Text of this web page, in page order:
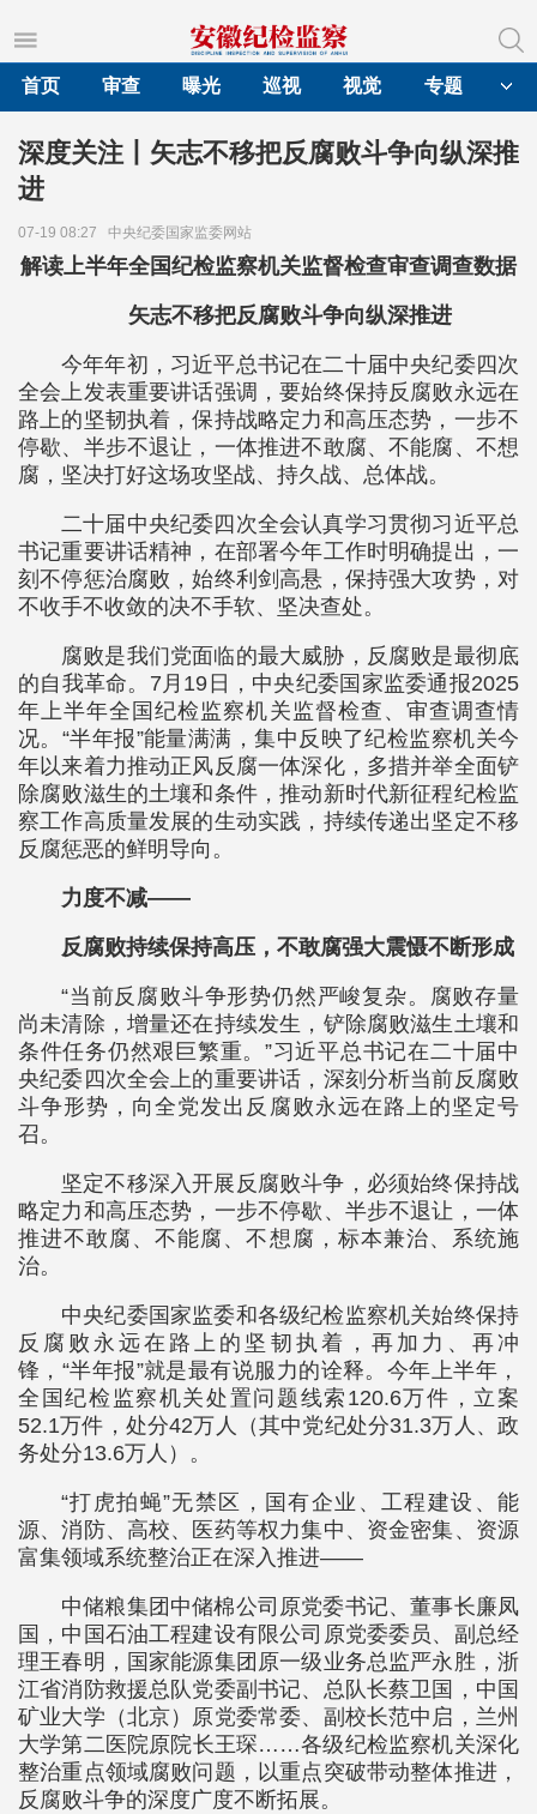
首页
审查 曝光 巡视 视觉 专题
深度关注丨矢志不移把反腐败斗争向纵深推
进
07-19 08:27 中央纪委国家监委网站
解读上半年全国纪检监察机关监督检查审查调查数据
矢志不移把反腐败斗争向纵深推进
今年年初，习近平总书记在二十届中央纪委四次
全会上发表重要讲话强调，要始终保持反腐败永远在
路上的坚韧执着，保持战略定力和高压态势，一步不
停歇、半步不退让，一体推进不敢腐、不能腐、不想
腐，坚决打好这场攻坚战、持久战、总体战。
二十届中央纪委四次全会认真学习贯彻习近平总
书记重要讲话精神，在部署今年工作时明确提出，一
刻不停惩治腐败，始终利剑高悬，保持强大攻势，对
不收手不收敛的决不手软、坚决查处。
腐败是我们党面临的最大威胁，反腐败是最彻底
的自我革命。7月19日，中央纪委国家监委通报2025
年上半年全国纪检监察机关监督检查、审查调查情
况。“半年报”能量满满，集中反映了纪检监察机关今
年以来着力推动正风反腐一体深化，多措并举全面铲
除腐败滋生的土壤和条件，推动新时代新征程纪检监
察工作高质量发展的生动实践，持续传递出坚定不移
反腐惩恶的鲜明导向。
力度不减——
反腐败持续保持高压，不敢腐强大震慑不断形成
“当前反腐败斗争形势仍然严峻复杂。腐败存量
尚未清除，增量还在持续发生，铲除腐败滋生土壤和
条件任务仍然艰巨繁重。”习近平总书记在二十届中
央纪委四次全会上的重要讲话，深刻分析当前反腐败
斗争形势，向全党发出反腐败永远在路上的坚定号
召。
坚定不移深入开展反腐败斗争，必须始终保持战
略定力和高压态势，一步不停歇、半步不退让，一体
推进不敢腐、不能腐、不想腐，标本兼治、系统施
治。
中央纪委国家监委和各级纪检监察机关始终保持
反腐败永远在路上的坚韧执着，再加力、再冲
锋，“半年报”就是最有说服力的诠释。今年上半年，
全国纪检监察机关处置问题线索120.6万件，立案
52.1万件，处分42万人（其中党纪处分31.3万人、政
务处分13.6万人）。
“打虎拍蝇”无禁区，国有企业、工程建设、能
源、消防、高校、医药等权力集中、资金密集、资源
富集领域系统整治正在深入推进——
中储粮集团中储棉公司原党委书记、董事长廉凤
国，中国石油工程建设有限公司原党委委员、副总经
理王春明，国家能源集团原一级业务总监严永胜，浙
江省消防救援总队党委副书记、总队长蔡卫国，中国
矿业大学（北京）原党委常委、副校长范中启，兰州
大学第二医院原院长王琛……各级纪检监察机关深化
整治重点领域腐败问题，以重点突破带动整体推进，
反腐败斗争的深度广度不断拓展。